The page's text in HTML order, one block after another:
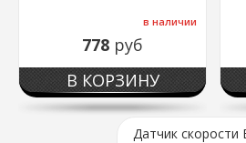
в наличии
778 руб
В КОРЗИНУ
Датчик скорости